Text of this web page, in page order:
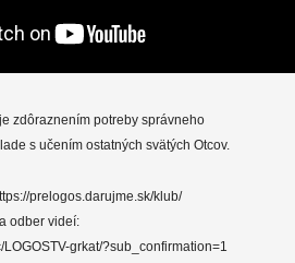
zdôraznením potreby správneho
s učením ostatných svätých Otcov.
prelogos.darujme.sk/klub/
odber videí:
LOGOSTV-grkat/?sub_confirmation=1